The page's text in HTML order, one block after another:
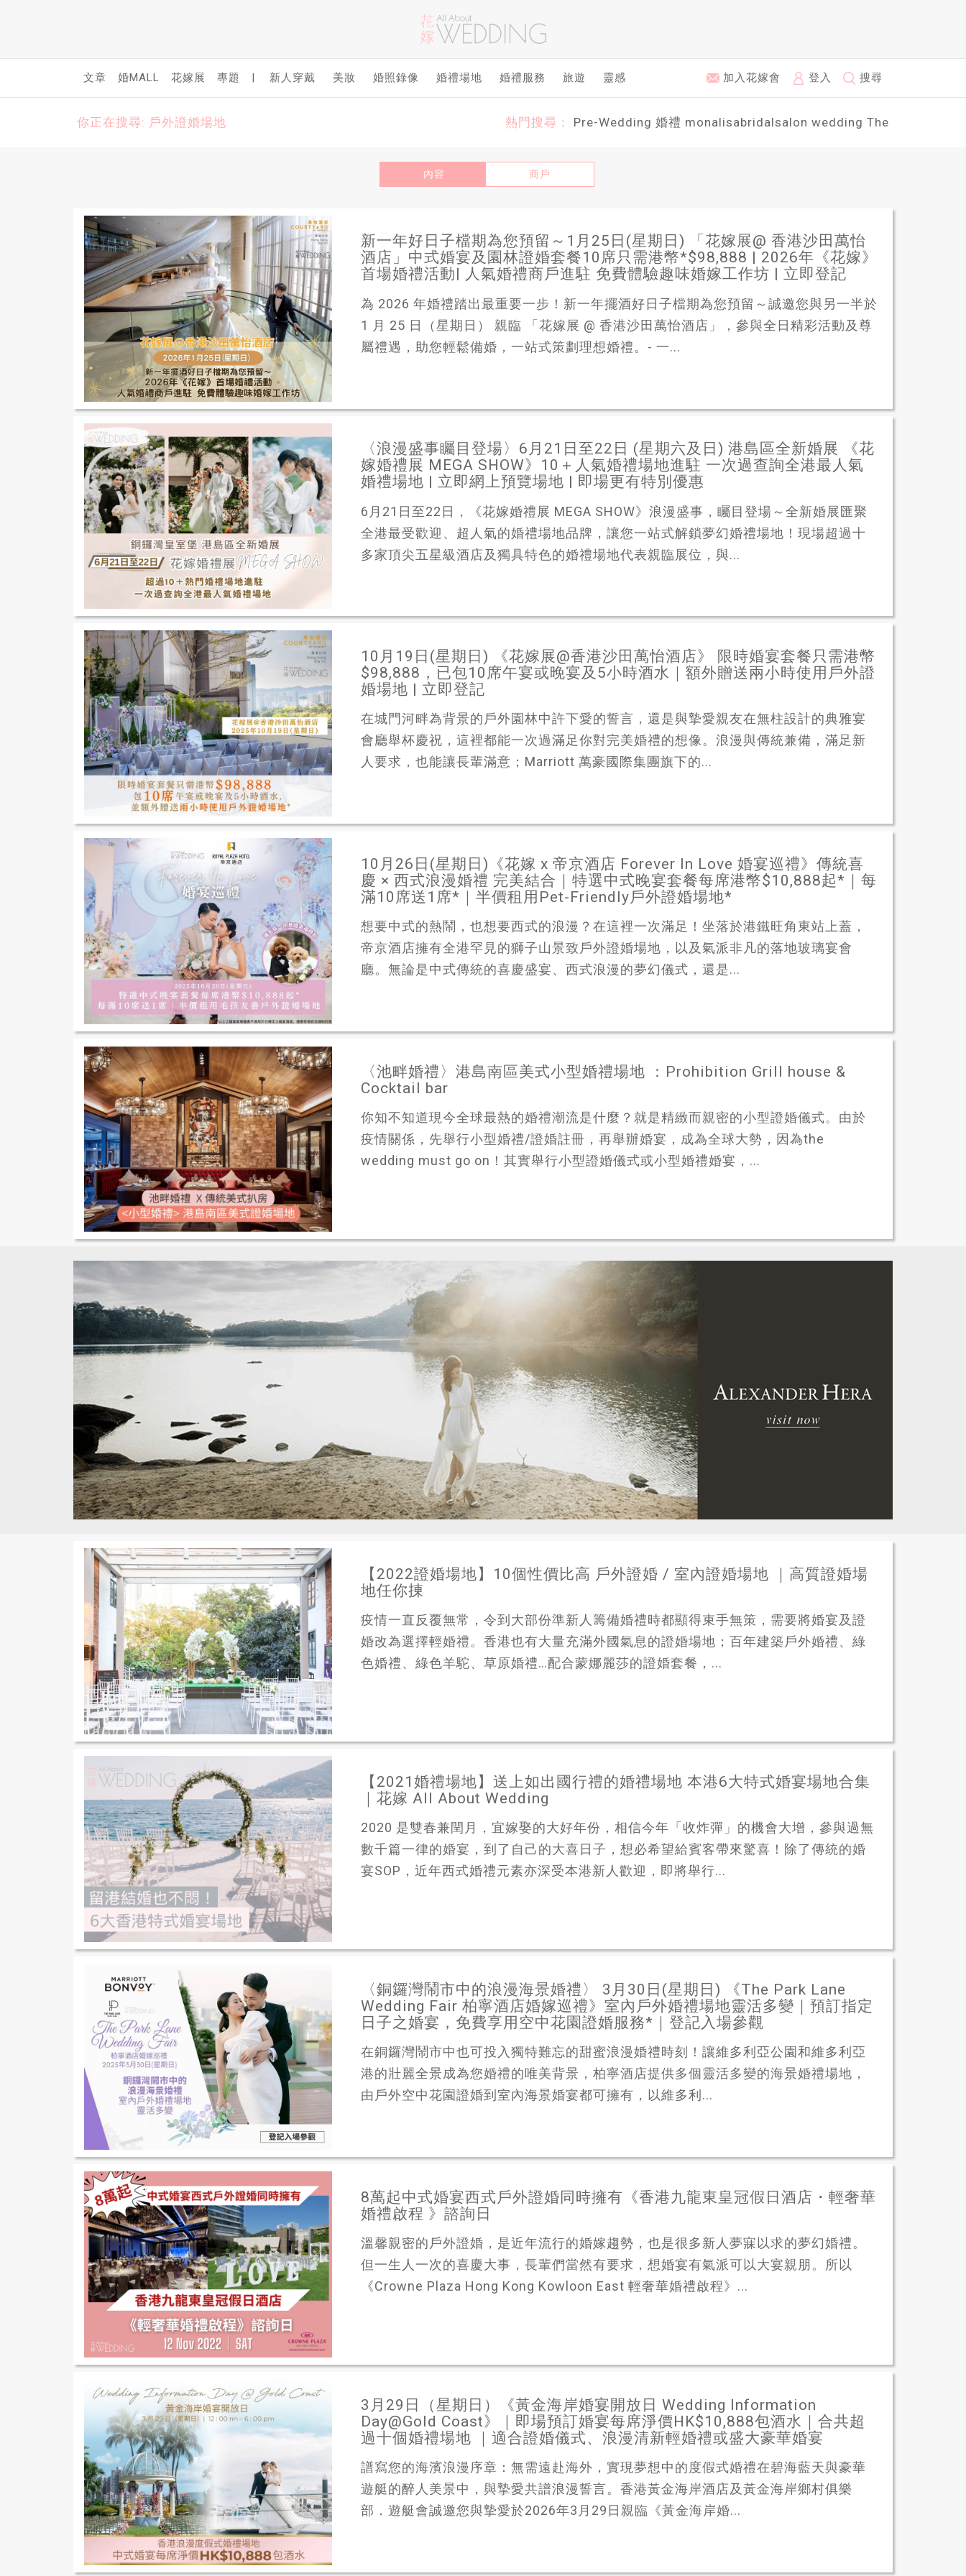
文章 婚MALL 花嫁展 專題 | 新人穿戴 美妝 婚照錄像 婚禮場地 婚禮服務 旅遊 靈感 加入花嫁會 登入 搜尋
你正在搜尋: 戶外證婚場地 熱門搜尋： Pre-Wedding 婚禮 monalisabridalsalon wedding The
內容 商戶
新一年好日子檔期為您預留～1月25日(星期日) 「花嫁展@ 香港沙田萬怡
酒店」中式婚宴及園林證婚套餐10席只需港幣*$98,888 | 2026年《花嫁》
首場婚禮活動| 人氣婚禮商戶進駐 免費體驗趣味婚嫁工作坊 | 立即登記
為 2026 年婚禮踏出最重要一步！新一年擺酒好日子檔期為您預留～誠邀您與另一半於
1 月 25 日（星期日） 親臨 「花嫁展 @ 香港沙田萬怡酒店」，參與全日精彩活動及尊
屬禮遇，助您輕鬆備婚，一站式策劃理想婚禮。- 一...
〈浪漫盛事矚目登場〉6月21日至22日 (星期六及日) 港島區全新婚展 《花
嫁婚禮展 MEGA SHOW》10＋人氣婚禮場地進駐 一次過查詢全港最人氣
婚禮場地 | 立即網上預覽場地 | 即場更有特別優惠
6月21日至22日，《花嫁婚禮展 MEGA SHOW》浪漫盛事，矚目登場～全新婚展匯聚
全港最受歡迎、超人氣的婚禮場地品牌，讓您一站式解鎖夢幻婚禮場地！現場超過十
多家頂尖五星級酒店及獨具特色的婚禮場地代表親臨展位，與...
10月19日(星期日) 《花嫁展@香港沙田萬怡酒店》 限時婚宴套餐只需港幣
$98,888，已包10席午宴或晚宴及5小時酒水｜額外贈送兩小時使用戶外證
婚場地 | 立即登記
在城門河畔為背景的戶外園林中許下愛的誓言，還是與摯愛親友在無柱設計的典雅宴
會廳舉杯慶祝，這裡都能一次過滿足你對完美婚禮的想像。浪漫與傳統兼備，滿足新
人要求，也能讓長輩滿意；Marriott 萬豪國際集團旗下的...
10月26日(星期日)《花嫁 x 帝京酒店 Forever In Love 婚宴巡禮》傳統喜
慶 × 西式浪漫婚禮 完美結合｜特選中式晚宴套餐每席港幣$10,888起*｜每
滿10席送1席*｜半價租用Pet-Friendly戶外證婚場地*
想要中式的熱鬧，也想要西式的浪漫？在這裡一次滿足！坐落於港鐵旺角東站上蓋，
帝京酒店擁有全港罕見的獅子山景致戶外證婚場地，以及氣派非凡的落地玻璃宴會
廳。無論是中式傳統的喜慶盛宴、西式浪漫的夢幻儀式，還是...
〈池畔婚禮〉港島南區美式小型婚禮場地 ：Prohibition Grill house &
Cocktail bar
你知不知道現今全球最熱的婚禮潮流是什麼？就是精緻而親密的小型證婚儀式。由於
疫情關係，先舉行小型婚禮/證婚註冊，再舉辦婚宴，成為全球大勢，因為the
wedding must go on！其實舉行小型證婚儀式或小型婚禮婚宴，...
【2022證婚場地】10個性價比高 戶外證婚 / 室內證婚場地 ｜高質證婚場
地任你㨂
疫情一直反覆無常，令到大部份準新人籌備婚禮時都顯得束手無策，需要將婚宴及證
婚改為選擇輕婚禮。香港也有大量充滿外國氣息的證婚場地；百年建築戶外婚禮、綠
色婚禮、綠色羊駝、草原婚禮…配合蒙娜麗莎的證婚套餐，...
【2021婚禮場地】送上如出國行禮的婚禮場地 本港6大特式婚宴場地合集
｜花嫁 All About Wedding
2020 是雙春兼閏月，宜嫁娶的大好年份，相信今年「收炸彈」的機會大增，參與過無
數千篇一律的婚宴，到了自己的大喜日子，想必希望給賓客帶來驚喜！除了傳統的婚
宴SOP，近年西式婚禮元素亦深受本港新人歡迎，即將舉行...
〈銅鑼灣鬧市中的浪漫海景婚禮〉 3月30日(星期日) 《The Park Lane
Wedding Fair 柏寧酒店婚嫁巡禮》室內戶外婚禮場地靈活多變｜預訂指定
日子之婚宴，免費享用空中花園證婚服務*｜登記入場參觀
在銅鑼灣鬧市中也可投入獨特難忘的甜蜜浪漫婚禮時刻！讓維多利亞公園和維多利亞
港的壯麗全景成為您婚禮的唯美背景，柏寧酒店提供多個靈活多變的海景婚禮場地，
由戶外空中花園證婚到室內海景婚宴都可擁有，以維多利...
8萬起中式婚宴西式戶外證婚同時擁有《香港九龍東皇冠假日酒店・輕奢華
婚禮啟程 》諮詢日
溫馨親密的戶外證婚，是近年流行的婚嫁趨勢，也是很多新人夢寐以求的夢幻婚禮。
但一生人一次的喜慶大事，長輩們當然有要求，想婚宴有氣派可以大宴親朋。所以
《Crowne Plaza Hong Kong Kowloon East 輕奢華婚禮啟程》...
3月29日（星期日）《黃金海岸婚宴開放日 Wedding Information
Day@Gold Coast》｜即場預訂婚宴每席淨價HK$10,888包酒水｜合共超
過十個婚禮場地 ｜適合證婚儀式、浪漫清新輕婚禮或盛大豪華婚宴
譜寫您的海濱浪漫序章：無需遠赴海外，實現夢想中的度假式婚禮在碧海藍天與豪華
遊艇的醉人美景中，與摯愛共譜浪漫誓言。香港黃金海岸酒店及黃金海岸鄉村俱樂
部．遊艇會誠邀您與摯愛於2026年3月29日親臨《黃金海岸婚...